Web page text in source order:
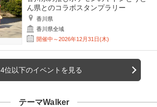
ん県とのコラボスタンプラリー
香川県
香川県全域
開催中～2026年12月31日(木)
4位以下のイベントを見る
テーマWalker